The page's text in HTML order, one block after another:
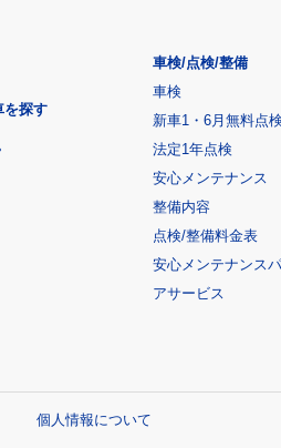
を探す
車検/点検/整備
車検
新車1・6月無料点検
法定1年点検
安心メンテナンス
整備内容
点検/整備料金表
安心メンテナンス
アサービス
個人情報について